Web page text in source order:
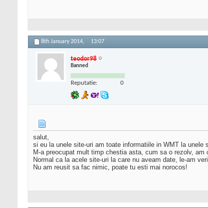
8th January 2014, 13:07
teodor98
Banned
Reputatie: 0
salut,
si eu la unele site-uri am toate informatiile in WMT la unele
M-a preocupat mult timp chestia asta, cum sa o rezolv,
Normal ca la acele site-uri la care nu aveam date, le-am
Nu am reusit sa fac nimic, poate tu esti mai norocos!